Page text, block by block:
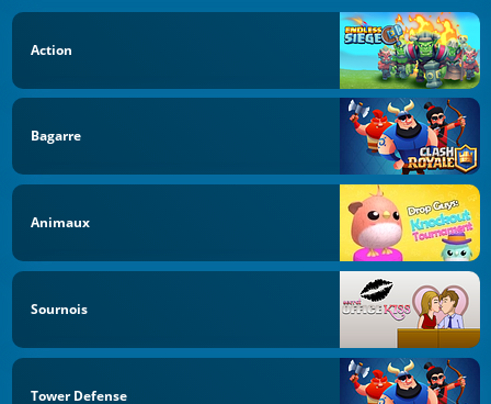
Action
Bagarre
Animaux
Sournois
Tower Defense